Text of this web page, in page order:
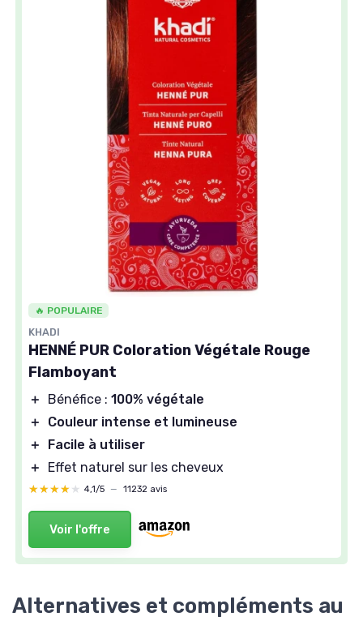
🔥 POPULAIRE
KHADI
HENNÉ PUR Coloration Végétale Rouge
Flamboyant
＋ Bénéfice : 100% végétale
＋
Couleur intense et lumineuse
＋
Facile à utiliser
＋
Effet naturel sur les cheveux
★★★★★
★★★★★ 4,1/5 — 11232 avis
Voir l'offre
Alternatives et compléments au